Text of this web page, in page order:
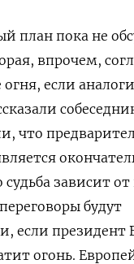
план пока не
впрочем,
если
что
судьба зависит
будут
если президент
огонь.